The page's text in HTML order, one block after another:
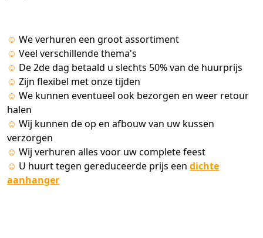
☺ We verhuren een groot assortiment
☺ Veel verschillende thema's
☺ De 2de dag betaald u slechts 50% van de huurprijs
☺ Zijn flexibel met onze tijden
☺ We kunnen eventueel ook bezorgen en weer retour
halen
☺ Wij kunnen de op en afbouw van uw kussen
verzorgen
☺ Wij verhuren alles voor uw complete feest
☺ U huurt tegen gereduceerde prijs een dichte
aanhanger